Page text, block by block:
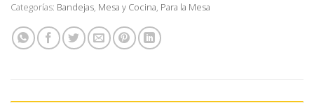
Categorías: Bandejas, Mesa y Cocina, Para la Mesa